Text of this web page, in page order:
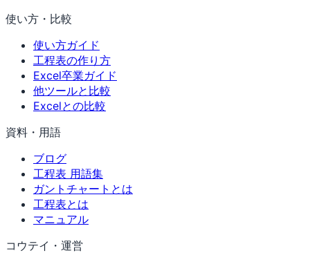
使い方・比較
使い方ガイド
工程表の作り方
Excel卒業ガイド
他ツールと比較
Excelとの比較
資料・用語
ブログ
工程表 用語集
ガントチャートとは
工程表とは
マニュアル
コウテイ・運営